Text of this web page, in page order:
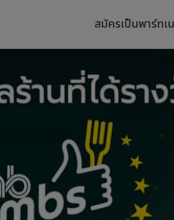
สมัครเป็นพาร์ทเ